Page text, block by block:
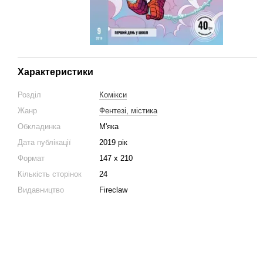
Характеристики
Розділ
Комікси
Жанр
Фентезі, містика
Обкладинка
М'яка
Дата публікації
2019 рік
Формат
147 х 210
Кількість сторінок
24
Видавництво
Fireclaw